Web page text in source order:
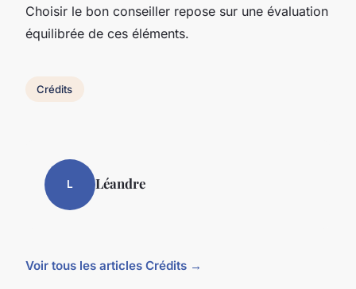
Choisir le bon conseiller repose sur une évaluation
équilibrée de ces éléments.
Crédits
L Léandre
Voir tous les articles Crédits →